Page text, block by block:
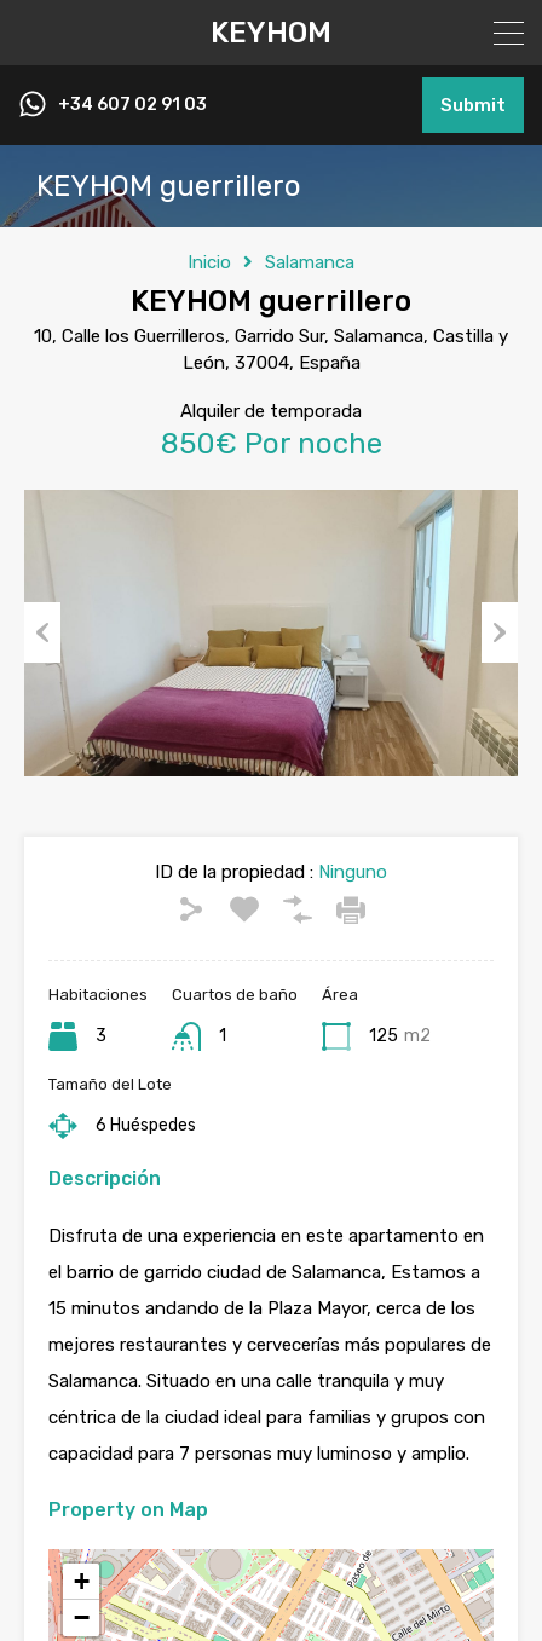
KEYHOM
+34 607 02 91 03 Submit
KEYHOM guerrillero
Inicio Salamanca
KEYHOM guerrillero
10, Calle los Guerrilleros, Garrido Sur, Salamanca, Castilla y
León, 37004, España
Alquiler de temporada
850€ Por noche
Previous
ID de la propiedad : Ninguno
Habitaciones
3
Cuartos de baño
1
Área
125 m2
Tamaño del Lote
6 Huéspedes
Descripción
Disfruta de una experiencia en este apartamento en
el barrio de garrido ciudad de Salamanca, Estamos a
15 minutos andando de la Plaza Mayor, cerca de los
mejores restaurantes y cervecerías más populares de
Salamanca. Situado en una calle tranquila y muy
céntrica de la ciudad ideal para familias y grupos con
capacidad para 7 personas muy luminoso y amplio.
Property on Map
+
−